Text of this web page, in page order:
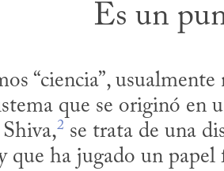
Es un
“ciencia”,
que se originó
2 se trata de una
que ha jugado un papel